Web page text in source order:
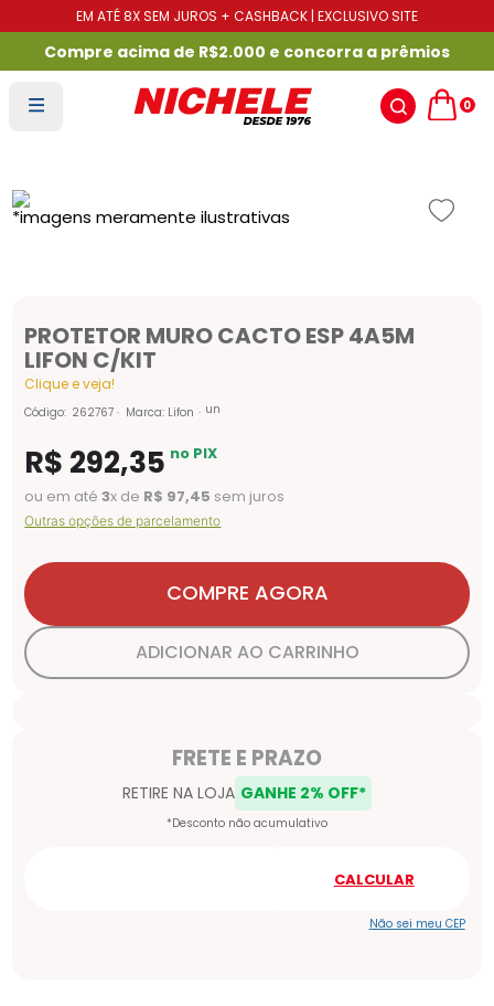
EM ATÉ 8X SEM JUROS + CASHBACK | EXCLUSIVO SITE
Compre acima de R$2.000 e concorra a prêmios
0
PROTETOR MURO CACTO ESP 4A5M
LIFON C/KIT
Clique e veja!
Código: 262767 Marca: Lifon un
R$ 292,35 no PIX
ou em até3x de R$ 97,45 sem juros
Outras opções de parcelamento
COMPRE AGORA
ADICIONAR AO CARRINHO
Não sei meu CEP